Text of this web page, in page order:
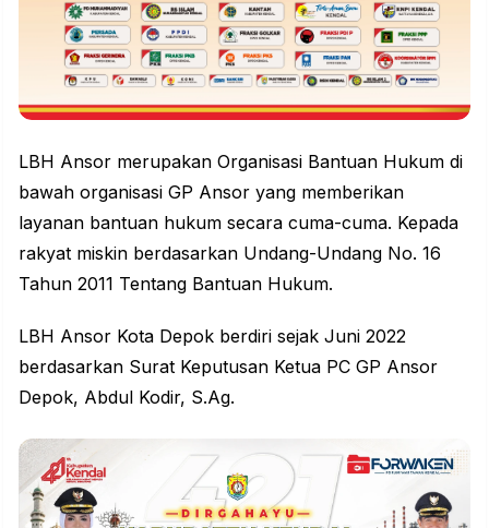
LBH Ansor merupakan Organisasi Bantuan Hukum di
bawah organisasi GP Ansor yang memberikan
layanan bantuan hukum secara cuma-cuma. Kepada
rakyat miskin berdasarkan Undang-Undang No. 16
Tahun 2011 Tentang Bantuan Hukum.
LBH Ansor Kota Depok berdiri sejak Juni 2022
berdasarkan Surat Keputusan Ketua PC GP Ansor
Depok, Abdul Kodir, S.Ag.